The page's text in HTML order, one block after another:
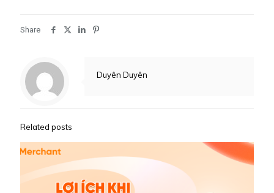
Share
Duyên Duyên
Related posts